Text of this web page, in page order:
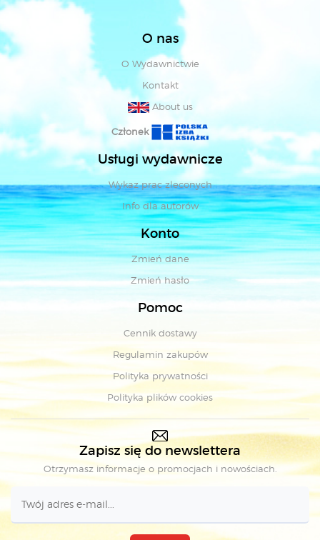
O nas
O Wydawnictwie
Kontakt
About us
Członek
Usługi wydawnicze
Wykaz prac zleconych
Info dla autorów
Konto
Zmień dane
Zmień hasło
Pomoc
Cennik dostawy
Regulamin zakupów
Polityka prywatności
Polityka plików cookies
Zapisz się do newslettera
Otrzymasz informacje o promocjach i nowościach.